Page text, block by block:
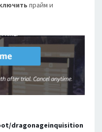
прайм и
dragonageinquisition